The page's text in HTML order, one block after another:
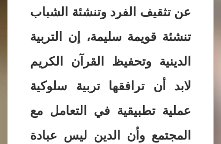
عن تثقيف الفرد وتنشئة الشباب
تنشئة قويمة سليمة، إن التربية
الدينية وتحفيظ القرآن الكريم
لابد أن ترافقها تربية سلوكية
عملية تطبيقية في التعامل مع
المجتمع وأن الدين ليس عبادة